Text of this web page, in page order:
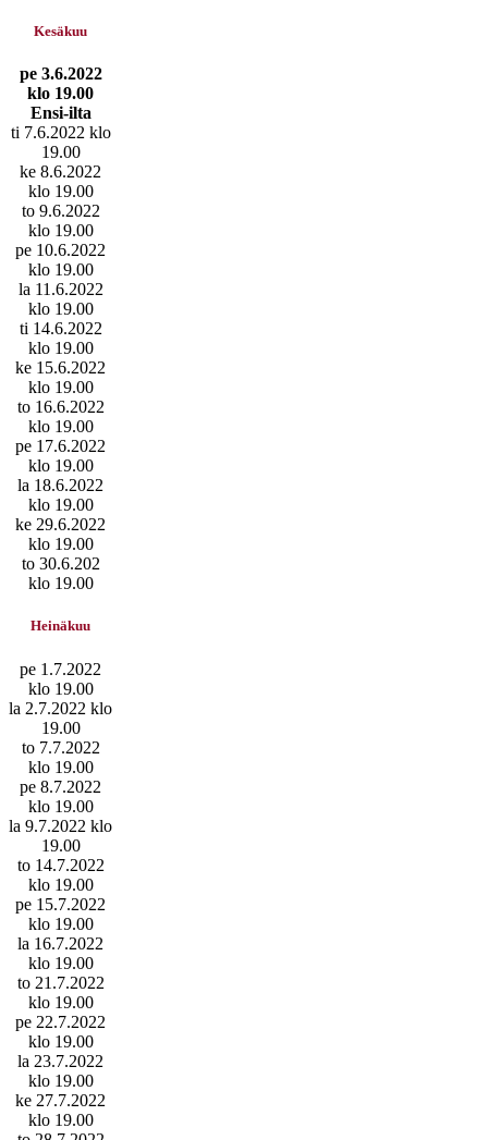
Kesäkuu
pe 3.6.2022
klo 19.00
Ensi-ilta
ti 7.6.2022 klo
19.00
ke 8.6.2022
klo 19.00
to 9.6.2022
klo 19.00
pe 10.6.2022
klo 19.00
la 11.6.2022
klo 19.00
ti 14.6.2022
klo 19.00
ke 15.6.2022
klo 19.00
to 16.6.2022
klo 19.00
pe 17.6.2022
klo 19.00
la 18.6.2022
klo 19.00
ke 29.6.2022
klo 19.00
to 30.6.202
klo 19.00
Heinäkuu
pe 1.7.2022
klo 19.00
la 2.7.2022 klo
19.00
to 7.7.2022
klo 19.00
pe 8.7.2022
klo 19.00
la 9.7.2022 klo
19.00
to 14.7.2022
klo 19.00
pe 15.7.2022
klo 19.00
la 16.7.2022
klo 19.00
to 21.7.2022
klo 19.00
pe 22.7.2022
klo 19.00
la 23.7.2022
klo 19.00
ke 27.7.2022
klo 19.00